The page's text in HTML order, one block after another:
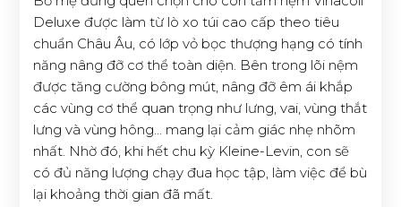
Deluxe được làm từ lò xo túi cao cấp theo tiêu
chuẩn Châu Âu, có lớp vỏ bọc thượng hạng có tính
năng nâng đỡ cơ thể toàn diện. Bên trong lõi nệm
được tăng cường bông mút, nâng đỡ êm ái khắp
các vùng cơ thể quan trọng như lưng, vai, vùng thắt
lưng và vùng hông… mang lại cảm giác nhẹ nhõm
nhất. Nhờ đó, khi hết chu kỳ Kleine-Levin, con sẽ
có đủ năng lượng chạy đua học tập, làm việc để bù
lại khoảng thời gian đã mất.